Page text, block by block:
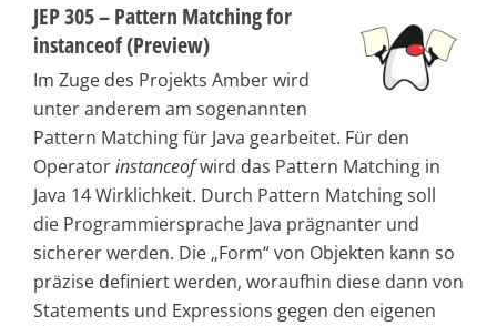
JEP 305 – Pattern Matching for
instanceof (Preview)
Im Zuge des Projekts Amber wird
unter anderem am sogenannten
Pattern Matching für Java gearbeitet. Für den
Operatorinstanceofwird das Pattern Matching in
Java 14 Wirklichkeit. Durch Pattern Matching soll
die Programmiersprache Java prägnanter und
sicherer werden. Die „Form“ von Objekten kann so
präzise definiert werden, woraufhin diese dann von
Statements und Expressions gegen den eigenen